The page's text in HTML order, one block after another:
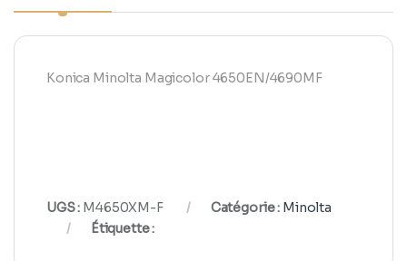
Konica Minolta Magicolor 4650EN/4690MF
UGS : M4650XM-F Catégorie : Minolta
Étiquette :